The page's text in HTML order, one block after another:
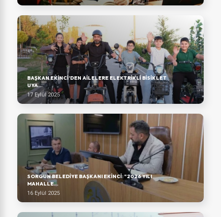
BAŞKAN EKINCI’DEN AILELERE ELEKTRIKLI BISIKLET
UYA...
17 Eylül 2025
SORGUN BELEDIYE BAŞKANI EKINCI: "2026 YILI
MAHALLE...
16 Eylül 2025